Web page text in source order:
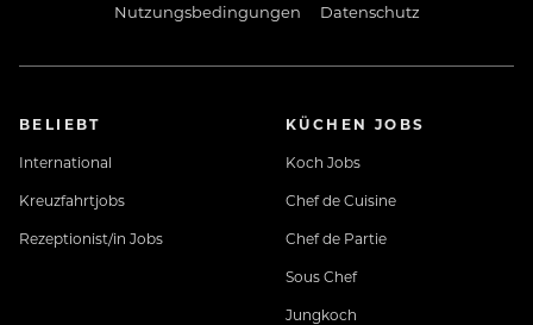
Nutzungsbedingungen
Datenschutz
BELIEBT
International
Kreuzfahrtjobs
Rezeptionist/in Jobs
KÜCHEN JOBS
Koch Jobs
Chef de Cuisine
Chef de Partie
Sous Chef
Jungkoch